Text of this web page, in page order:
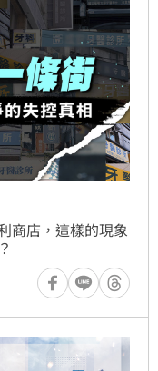
商店，這樣的現象